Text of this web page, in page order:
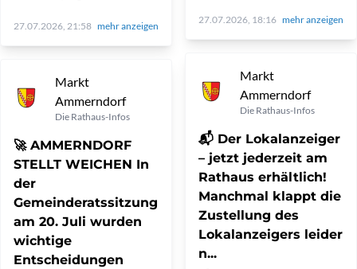
27.07.2026, 21:58 mehr anzeigen
Markt
Ammerndorf
Die Rathaus-Infos
🚀 AMMERNDORF
STELLT WEICHEN In
der
Gemeinderatssitzung
am 20. Juli wurden
wichtige
Entscheidungen
27.07.2026, 18:16 mehr anzeigen
Markt
Ammerndorf
Die Rathaus-Infos
📬 Der Lokalanzeiger
– jetzt jederzeit am
Rathaus erhältlich!
Manchmal klappt die
Zustellung des
Lokalanzeigers leider
n...